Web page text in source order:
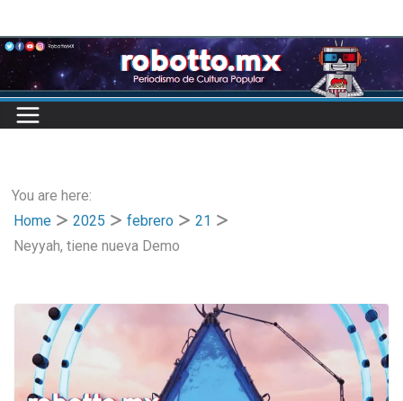
to
content
You are here:
Home
2025 febrero
21
Neyyah, tiene nueva Demo